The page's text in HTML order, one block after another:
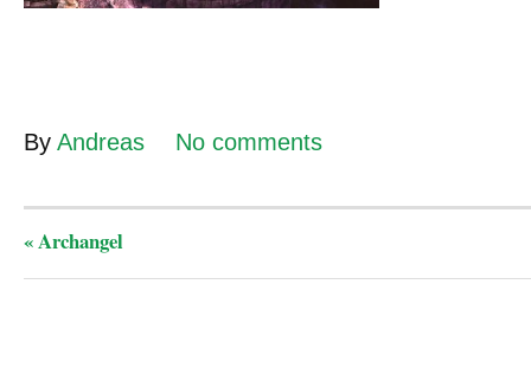
By Andreas No comments
«Archangel